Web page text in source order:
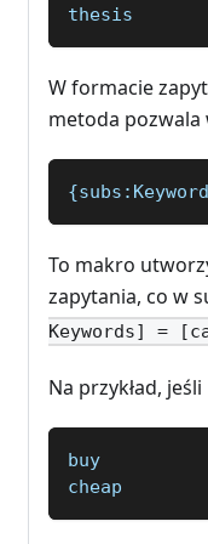
thesis
W formacie
metoda
To makro
zapytania, co w
Keywords] =
Na przykład,
buy
cheap